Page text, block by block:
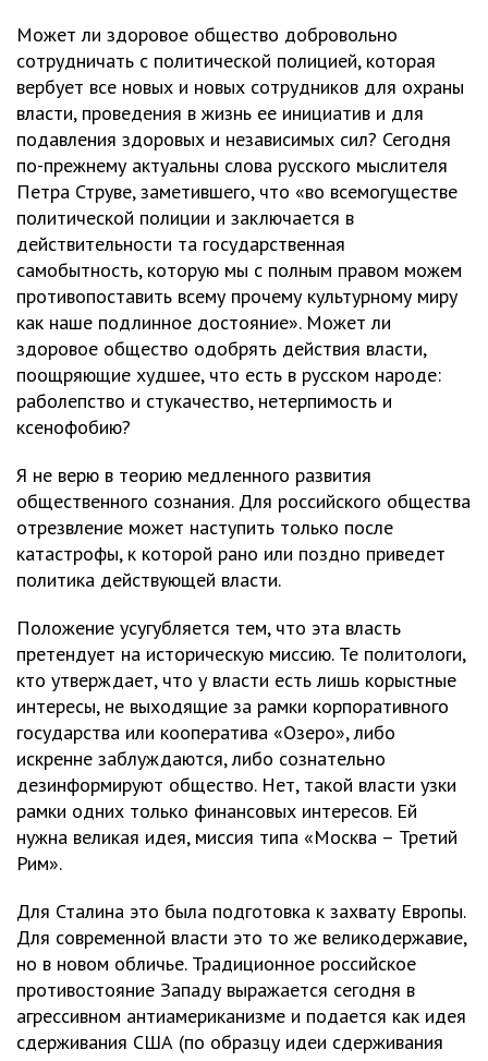
Может ли здоровое общество добровольно
сотрудничать с политической полицией, которая
вербует все новых и новых сотрудников для охраны
власти, проведения в жизнь ее инициатив и для
подавления здоровых и независимых сил? Сегодня
по-прежнему актуальны слова русского мыслителя
Петра Струве, заметившего, что «во всемогуществе
политической полиции и заключается в
действительности та государственная
самобытность, которую мы с полным правом можем
противопоставить всему прочему культурному миру
как наше подлинное достояние». Может ли
здоровое общество одобрять действия власти,
поощряющие худшее, что есть в русском народе:
раболепство и стукачество, нетерпимость и
ксенофобию?
Я не верю в теорию медленного развития
общественного сознания. Для российского общества
отрезвление может наступить только после
катастрофы, к которой рано или поздно приведет
политика действующей власти.
Положение усугубляется тем, что эта власть
претендует на историческую миссию. Те политологи,
кто утверждает, что у власти есть лишь корыстные
интересы, не выходящие за рамки корпоративного
государства или кооператива «Озеро», либо
искренне заблуждаются, либо сознательно
дезинформируют общество. Нет, такой власти узки
рамки одних только финансовых интересов. Ей
нужна великая идея, миссия типа «Москва – Третий
Рим».
Для Сталина это была подготовка к захвату Европы.
Для современной власти это то же великодержавие,
но в новом обличье. Традиционное российское
противостояние Западу выражается сегодня в
агрессивном антиамериканизме и подается как идея
сдерживания США (по образцу идеи сдерживания